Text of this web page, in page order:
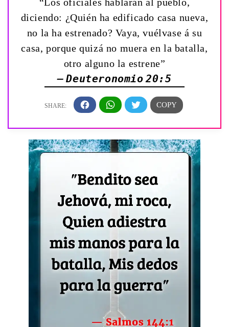
diciendo: ¿Quién ha edificado casa nueva,
no la ha estrenado? Vaya, vuélvase á su
casa, porque quizá no muera en la batalla,
otro alguno la estrene”
— Deuteronomio 20:5